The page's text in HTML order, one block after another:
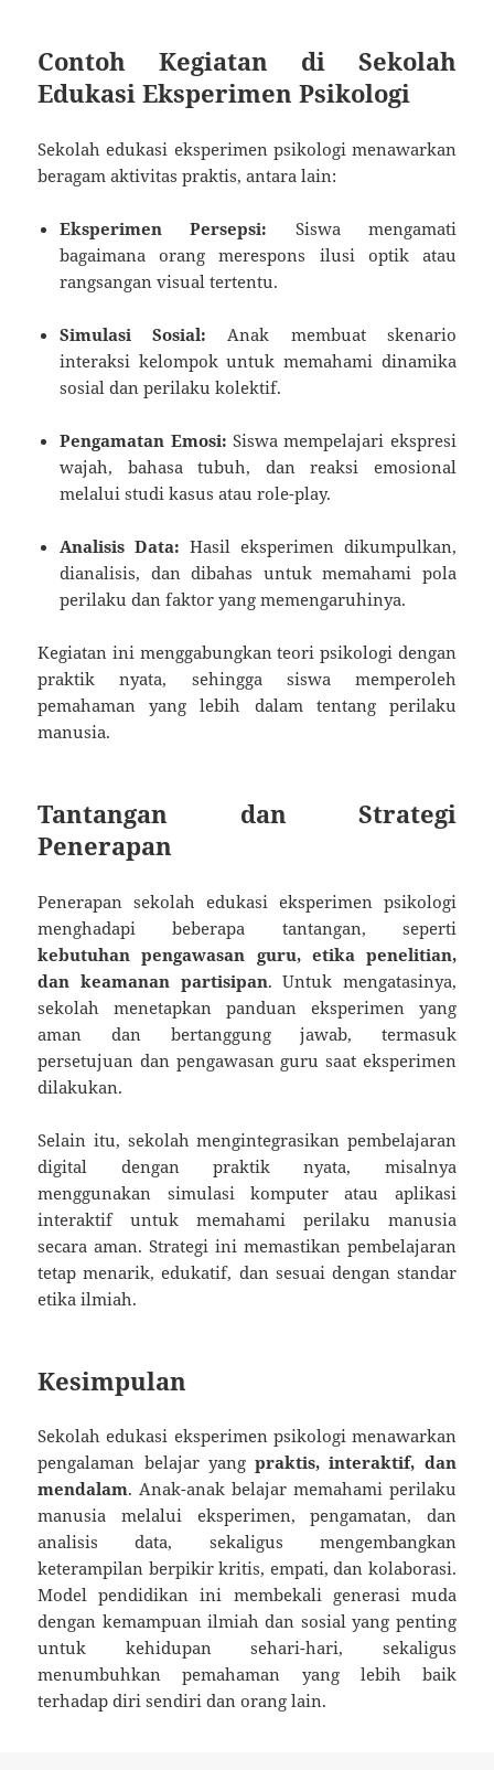
Contoh Kegiatan di Sekolah
Edukasi Eksperimen Psikologi
Sekolah edukasi eksperimen psikologi menawarkan
beragam aktivitas praktis, antara lain:
Eksperimen Persepsi: Siswa mengamati
bagaimana orang merespons ilusi optik atau
rangsangan visual tertentu.
Simulasi Sosial: Anak membuat skenario
interaksi kelompok untuk memahami dinamika
sosial dan perilaku kolektif.
Pengamatan Emosi: Siswa mempelajari ekspresi
wajah, bahasa tubuh, dan reaksi emosional
melalui studi kasus atau role-play.
Analisis Data: Hasil eksperimen dikumpulkan,
dianalisis, dan dibahas untuk memahami pola
perilaku dan faktor yang memengaruhinya.
Kegiatan ini menggabungkan teori psikologi dengan
praktik nyata, sehingga siswa memperoleh
pemahaman yang lebih dalam tentang perilaku
manusia.
Tantangan dan Strategi
Penerapan
Penerapan sekolah edukasi eksperimen psikologi
menghadapi beberapa tantangan, seperti
kebutuhan pengawasan guru, etika penelitian,
dan keamanan partisipan. Untuk mengatasinya,
sekolah menetapkan panduan eksperimen yang
aman dan bertanggung jawab, termasuk
persetujuan dan pengawasan guru saat eksperimen
dilakukan.
Selain itu, sekolah mengintegrasikan pembelajaran
digital dengan praktik nyata, misalnya
menggunakan simulasi komputer atau aplikasi
interaktif untuk memahami perilaku manusia
secara aman. Strategi ini memastikan pembelajaran
tetap menarik, edukatif, dan sesuai dengan standar
etika ilmiah.
Kesimpulan
Sekolah edukasi eksperimen psikologi menawarkan
pengalaman belajar yangpraktis, interaktif, dan
mendalam. Anak-anak belajar memahami perilaku
manusia melalui eksperimen, pengamatan, dan
analisis data, sekaligus mengembangkan
keterampilan berpikir kritis, empati, dan kolaborasi.
Model pendidikan ini membekali generasi muda
dengan kemampuan ilmiah dan sosial yang penting
untuk kehidupan sehari-hari, sekaligus
menumbuhkan pemahaman yang lebih baik
terhadap diri sendiri dan orang lain.